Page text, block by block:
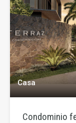
Casa
Condominio